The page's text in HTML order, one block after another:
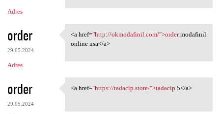
Adres
order
29.05.2024
Adres
<a href="http://okmodafinil
<a href="http://okmodafinil.com/">ordermodafinil
online usa</a>
order
29.05.2024
<a href="https://tadacip
<a href="https://tadacip.store/">tadacip 5</a>